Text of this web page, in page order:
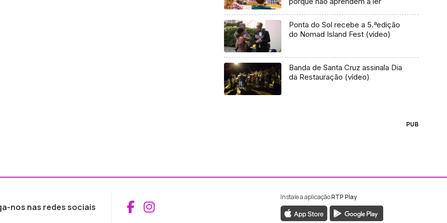
Ponta do Sol recebe a 5.ªedição
do Nomad Island Fest (vídeo)
Banda de Santa Cruz assinala Dia
da Restauração (vídeo)
PUB
nos nas redes sociais Aceder ao Facebook da RTP Madeira
Aceder ao Instagram da RTP Madeira
Instale a aplicaçãoRTP Play